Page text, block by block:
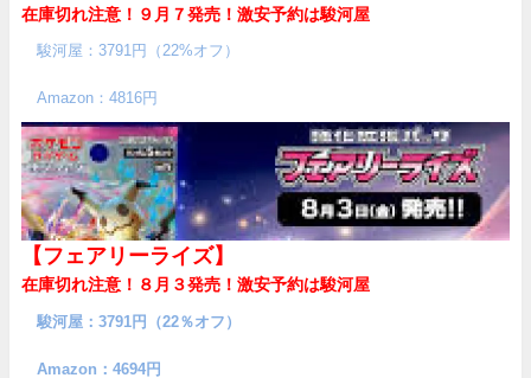
在庫切れ注意！９月７発売！ 激安予約は駿河屋
駿河屋：3791円（22%オフ）
Amazon：4816円
【フェアリーライズ】
在庫切れ注意！８月３発売！ 激安予約は駿河屋
駿河屋：3791円（22％オフ）
Amazon：4694円